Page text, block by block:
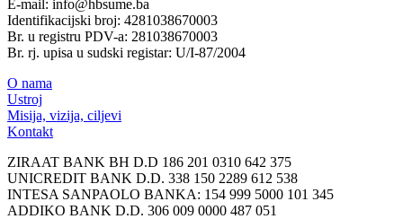
E-mail: info@hbsume.ba
Identifikacijski broj: 4281038670003
Br. u registru PDV-a: 281038670003
Br. rj. upisa u sudski registar: U/I-87/2004
O nama
Ustroj
Misija, vizija, ciljevi
Kontakt
ZIRAAT BANK BH D.D 186 201 0310 642 375
UNICREDIT BANK D.D. 338 150 2289 612 538
INTESA SANPAOLO BANKA: 154 999 5000 101 345
ADDIKO BANK D.D. 306 009 0000 487 051